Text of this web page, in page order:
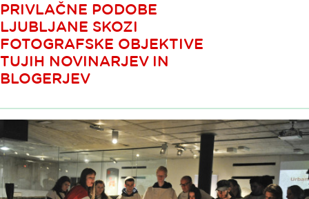
PRIVLAČNE PODOBE
LJUBLJANE SKOZI
FOTOGRAFSKE OBJEKTIVE
TUJIH NOVINARJEV IN
BLOGERJEV